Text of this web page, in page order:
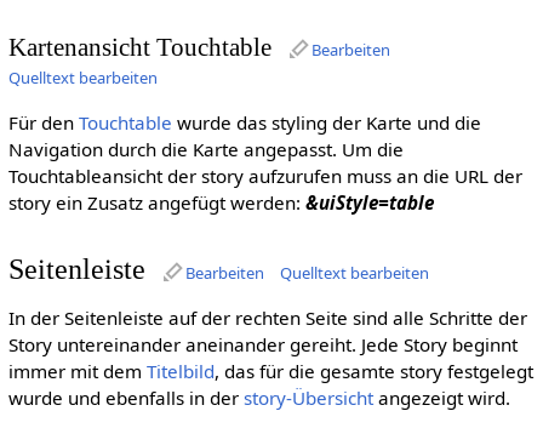
Kartenansicht Touchtable
Bearbeiten
Quelltext bearbeiten
Für den Touchtable wurde das styling der Karte und die
Navigation durch die Karte angepasst. Um die
Touchtableansicht der story aufzurufen muss an die URL der
story ein Zusatz angefügt werden: &uiStyle=table
Seitenleiste Bearbeiten Quelltext bearbeiten
In der Seitenleiste auf der rechten Seite sind alle Schritte der
Story untereinander aneinander gereiht. Jede Story beginnt
immer mit dem Titelbild, das für die gesamte story festgelegt
wurde und ebenfalls in der story-Übersichtangezeigt wird.